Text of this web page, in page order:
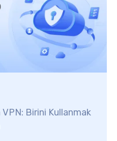
Birini Kullanmak